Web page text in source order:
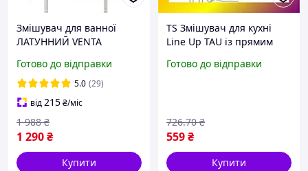
Змішувач для ванної
ЛАТУННИЙ VENTA
одноважільний з довгим
поворотним виливом
носиком гусаком
Готово до відправки
5.0 (29)
від215₴/міс
1 290₴
1 988 ₴
Купити
TS Змішувач для кухні
Line Up TAU із прямим
хромований кран для
Готово до відправки
559₴
726.70 ₴
Купити